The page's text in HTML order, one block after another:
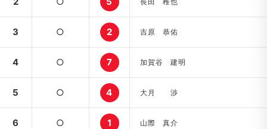
3 ○ 2 吉原 恭佑
4 ○ 7 加賀谷 建明
5 ○ 4 大月 渉
6 ○ 1 山際 真介